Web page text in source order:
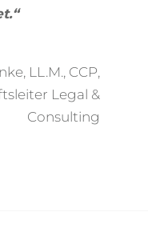
LL.M., CCP,
Legal &
Consulting